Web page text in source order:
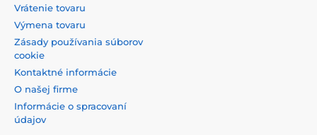
Vrátenie tovaru
Výmena tovaru
Zásady používania súborov
cookie
Kontaktné informácie
O našej firme
Informácie o spracovaní
údajov